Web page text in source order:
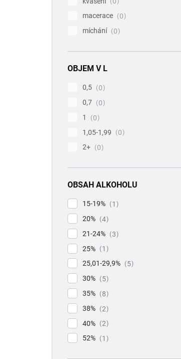
macerace
0
míchání
0
OBJEM V L
0,5
0
0,7
0
1
0
1,05-1,99
0
2+
0
OBSAH ALKOHOLU
15-19%
1
20%
4
21-24%
3
25%
1
25,01-29,9%
5
30%
5
35%
8
38%
2
40%
2
52%
1